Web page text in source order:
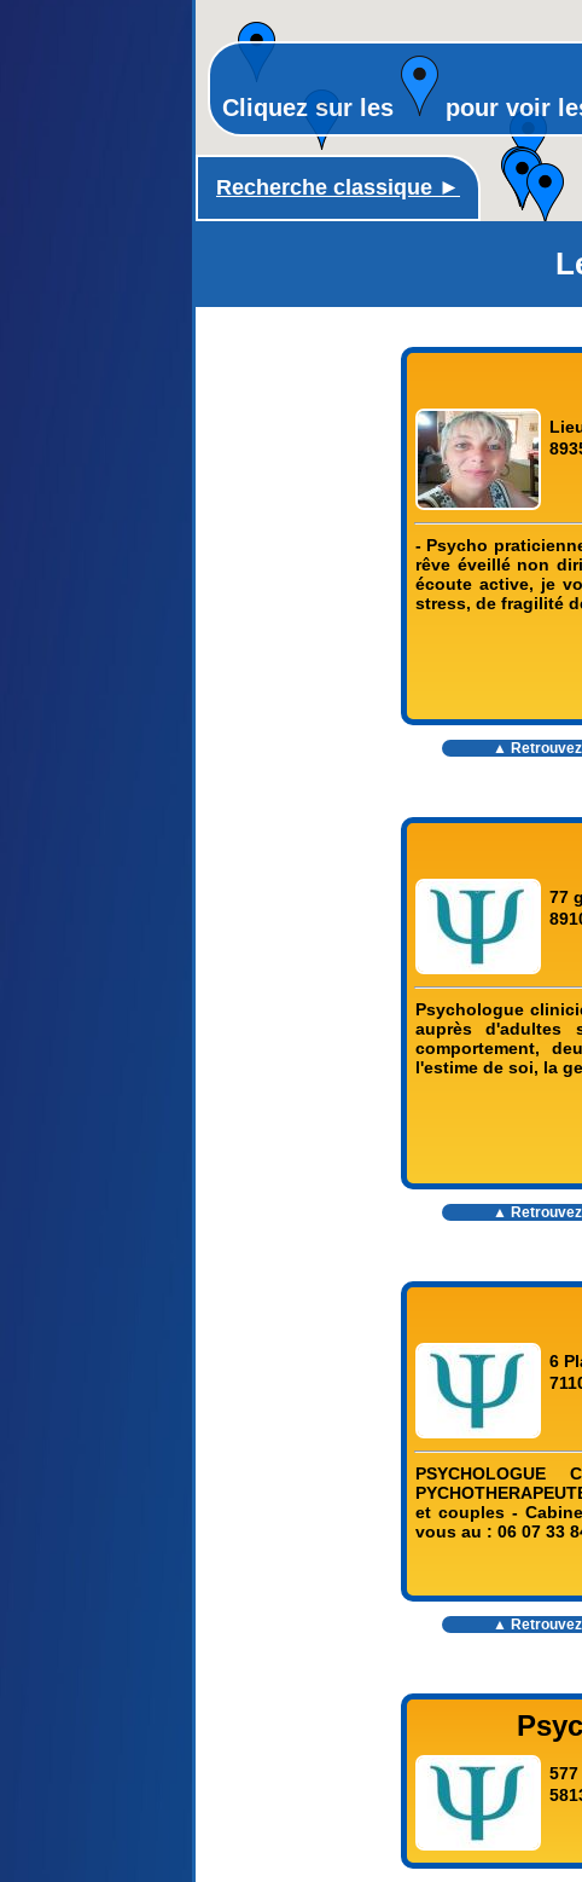
Recherche classique ►
Cliquez sur les pour voir
- Psycho
rêve éveillé non
écoute active, je
stress, de fragilité
▲
77
Psychologue
auprès d'adultes
comportement,
l'estime de soi, la
▲
6
et couples -
vous au : 06 07 33
▲